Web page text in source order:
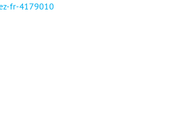
fr-4179010